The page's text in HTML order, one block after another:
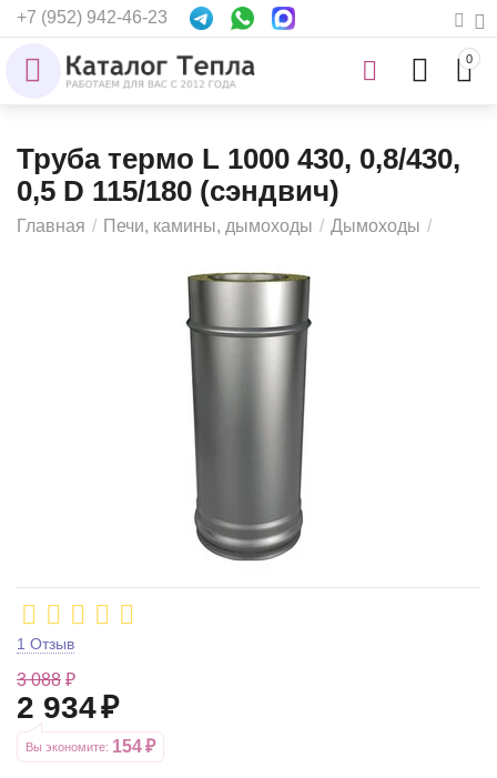
+7 (952) 942-46-23
0
Труба термо L 1000 430, 0,8/430,
0,5 D 115/180 (сэндвич)
Главная / Печи, камины, дымоходы / Дымоходы /
1 Отзыв
3 088 ₽
2 934₽
Вы экономите: 154₽